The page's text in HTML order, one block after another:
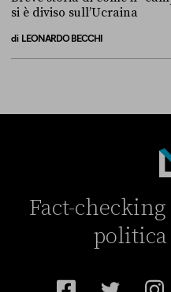
si è diviso sull’Ucraina
di LEONARDO BECCHI
Fact-
politica